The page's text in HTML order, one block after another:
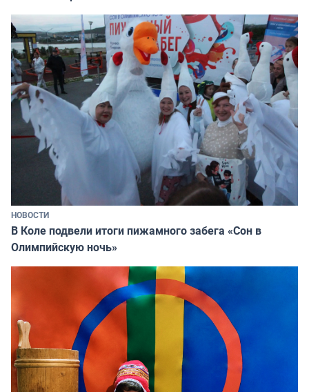
НОВОСТИ
В Коле подвели итоги пижамного забега «Сон в
Олимпийскую ночь»